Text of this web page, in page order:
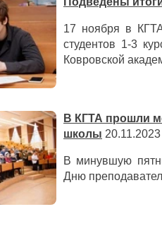
17 ноября в
студентов 1-3
Ковровской
В КГТА прошли
школы 20.11.2023
В минувшую
Дню